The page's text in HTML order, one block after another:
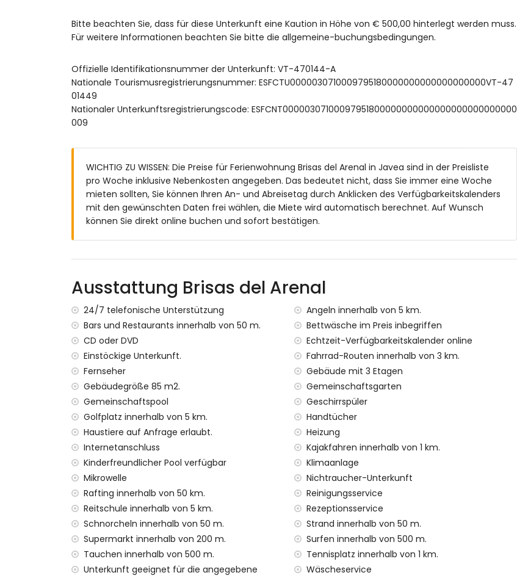
Eigenes Bad mit Waschbecken, Dusche und WC
Badezimmer mit Waschbecken, Badewanne und WC
Außenbereich des Apartments
eingezäuntes Grundstück
lagunenförmiger Gemeinschaftspool mit den Maßen 15m x 10m und 2m Tiefe
Kinderschwimmingpool
Außen-Sitzbereich und Außen-Essbereich
Gemeinschaftsgarage
Weitere Informationen
Nächste Stadt innerhalb von 3 Kilometern vom Apartment
Nächster Strand: Arenal Javea (innerhalb von 50 Metern vom Apartment)
Zweitnächster Flughafen: Valencia (> 100 Kilometer)
Öffentliche Verkehrsmittel in der Nähe: Bus innerhalb von 1000 Metern
Rauchen nicht erlaubt
Bitte anfragen, ob Haustiere erlaubt sind
Die Unterkunft ist sehr gut für Familien mit Kindern geeignet
Ausstattung und Dienstleistungen, die im Mietpreis des Apartments enthalten sind
Internet (WiFi)
Staubsauger und Bügeleisen mit Bügelbrett
Bettwäsche und Handtücher
Rezeptionsservice und 24-Stunden-Notdienst
wöchentlicher Reinigungsservice
Ausstattung und Dienstleistungen gegen Aufpreis
Wäscheservice
Heizung und Klimaanlage
Babybett/Kinderbett (auf Anfrage)
Unterhaltung und Freizeitaktivitäten für Ihren Urlaub in Javea, Costa Blanca
Disco, Nachtclub, Bar und Promenade (Arenal Boulevard) (innerhalb von 500 Metern vom Haus)
Sehenswürdigkeiten und Kultur in Javea, Costa Blanca
Bitte beachten Sie, dass für diese Unterkunft eine Kaution in Höhe von € 500,00 hinterlegt werden muss.
Für weitere Informationen beachten Sie bitte die allgemeine-buchungsbedingungen.
Offizielle Identifikationsnummer der Unterkunft: VT-470144-A
Nationale Tourismusregistrierungsnummer: ESFCTU0000030710009795180000000000000000000VT-47
01449
Nationaler Unterkunftsregistrierungscode: ESFCNT00000307100097951800000000000000000000000000
009
WICHTIG ZU WISSEN: Die Preise für Ferienwohnung Brisas del Arenal in Javea sind in der Preisliste
pro Woche inklusive Nebenkosten angegeben. Das bedeutet nicht, dass Sie immer eine Woche
mieten sollten, Sie können Ihren An- und Abreisetag durch Anklicken des Verfügbarkeitskalenders
mit den gewünschten Daten frei wählen, die Miete wird automatisch berechnet. Auf Wunsch
können Sie direkt online buchen und sofort bestätigen.
Ausstattung Brisas del Arenal
24/7 telefonische Unterstützung
Angeln innerhalb von 5 km.
Bars und Restaurants innerhalb von 50 m.
Bettwäsche im Preis inbegriffen
CD oder DVD
Echtzeit-Verfügbarkeitskalender online
Einstöckige Unterkunft.
Fahrrad-Routen innerhalb von 3 km.
Fernseher
Gebäude mit 3 Etagen
Gebäudegröße 85 m2.
Gemeinschaftsgarten
Gemeinschaftspool
Geschirrspüler
Golfplatz innerhalb von 5 km.
Handtücher
Haustiere auf Anfrage erlaubt.
Heizung
Internetanschluss
Kajakfahren innerhalb von 1 km.
Kinderfreundlicher Pool verfügbar
Klimaanlage
Mikrowelle
Nichtraucher-Unterkunft
Rafting innerhalb von 50 km.
Reinigungsservice
Reitschule innerhalb von 5 km.
Rezeptionsservice
Schnorcheln innerhalb von 50 m.
Strand innerhalb von 50 m.
Supermarkt innerhalb von 200 m.
Surfen innerhalb von 500 m.
Tauchen innerhalb von 500 m.
Tennisplatz innerhalb von 1 km.
Unterkunft geeignet für die angegebene
Wäscheservice